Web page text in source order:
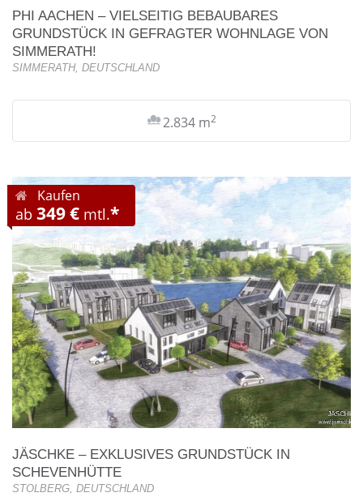
PHI AACHEN – VIELSEITIG BEBAUBARES
GRUNDSTÜCK IN GEFRAGTER WOHNLAGE VON
SIMMERATH!
SIMMERATH, DEUTSCHLAND
2.834 m2
Kaufen
ab 349 € mtl.*
JÄSCHKE – EXKLUSIVES GRUNDSTÜCK IN
SCHEVENHÜTTE
STOLBERG, DEUTSCHLAND